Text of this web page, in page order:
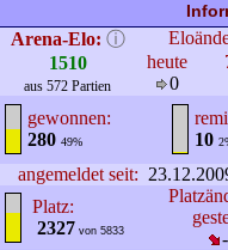
Arena-Elo: ⓘ
1510
aus 572 Partien
heute
0
gewonnen:
280 49%
10
angemeldet seit:
Platz:
2327 von 5833